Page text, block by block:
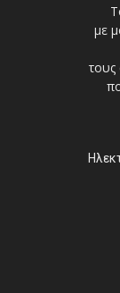
με
τους